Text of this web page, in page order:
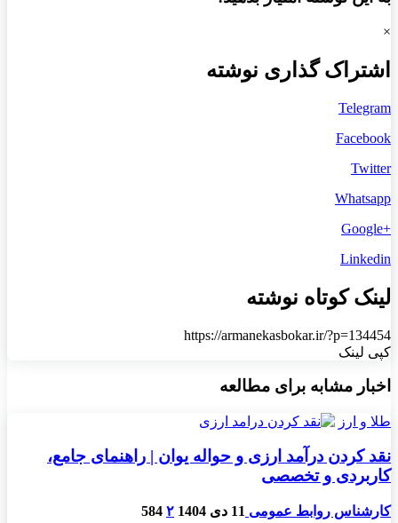
×
اشتراک گذاری نوشته
Telegram
Facebook
Twitter
Whatsapp
+Google
Linkedin
لینک کوتاه نوشته
https://armanekasbokar.ir/?p=134454
کپی لینک
اخبار مشابه برای مطالعه
طلا و ارز
نقد کردن درآمد ارزی و حواله یوان | راهنمای جامع،
کاربردی و تخصصی
کارشناس روابط عمومی 11 دی 1404 ۲ 584